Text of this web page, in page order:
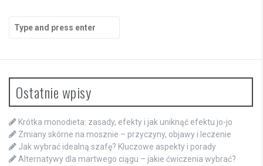
Search
for:
Ostatnie wpisy
Krótka monodieta: zasady, efekty i jak uniknąć efektu jo-jo
Zmiany skórne na mosznie – przyczyny, objawy i leczenie
Jak wybrać idealną szafę? Kluczowe aspekty i porady
Alternatywy dla martwego ciągu – jakie ćwiczenia wybrać?